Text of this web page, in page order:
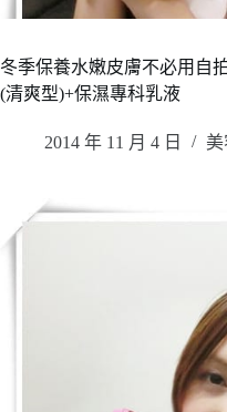
冬季保養水嫩皮膚不必用自
(清爽型)+保濕專科乳液
2014 年 11 月 4 日